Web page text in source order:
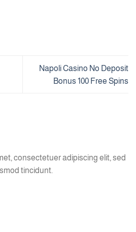
Napoli Casino No Deposit
Bonus 100 Free Spins
consectetuer adipiscing elit, sed
tincidunt.